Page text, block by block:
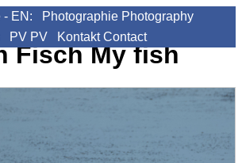
- EN: Photographie Photography
PV PV Kontakt Contact
FischMy fish